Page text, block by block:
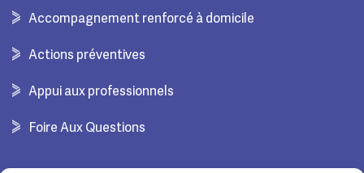
Accompagnement renforcé à domicile
Actions préventives
Appui aux professionnels
Foire Aux Questions